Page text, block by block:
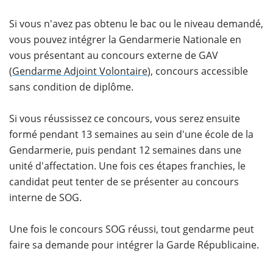
Si vous n'avez pas obtenu le bac ou le niveau demandé,
vous pouvez intégrer la Gendarmerie Nationale en
vous présentant au concours externe de GAV
(Gendarme Adjoint Volontaire), concours accessible
sans condition de diplôme.
Si vous réussissez ce concours, vous serez ensuite
formé pendant 13 semaines au sein d'une école de la
Gendarmerie, puis pendant 12 semaines dans une
unité d'affectation. Une fois ces étapes franchies, le
candidat peut tenter de se présenter au concours
interne de SOG.
Une fois le concours SOG réussi, tout gendarme peut
faire sa demande pour intégrer la Garde Républicaine.